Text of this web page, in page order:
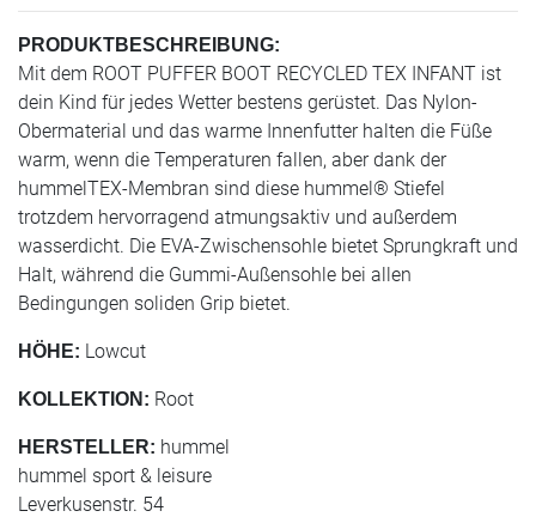
PRODUKTBESCHREIBUNG:
Mit dem ROOT PUFFER BOOT RECYCLED TEX INFANT ist
dein Kind für jedes Wetter bestens gerüstet. Das Nylon-
Obermaterial und das warme Innenfutter halten die Füße
warm, wenn die Temperaturen fallen, aber dank der
hummelTEX-Membran sind diese hummel® Stiefel
trotzdem hervorragend atmungsaktiv und außerdem
wasserdicht. Die EVA-Zwischensohle bietet Sprungkraft und
Halt, während die Gummi-Außensohle bei allen
Bedingungen soliden Grip bietet.
HÖHE: Lowcut
KOLLEKTION: Root
HERSTELLER: hummel
hummel sport & leisure
Leverkusenstr. 54